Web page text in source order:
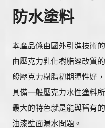
防水塗料
本產品係由國外引進技術
由壓克力乳化樹脂經改質
般壓克力樹脂初期彈性好
具備一般壓克力水性塗料
最大的特色就是能與舊有
油漆壁面漏水問題。